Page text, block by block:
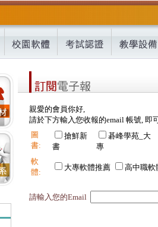
親愛的會員你好,
請於下方輸入您收報的email 帳號, 即
圖
書:
搶鮮新
書
碁峰學苑_大
專
軟
體:
大專軟體推薦 高中職軟
請輸入您的Email